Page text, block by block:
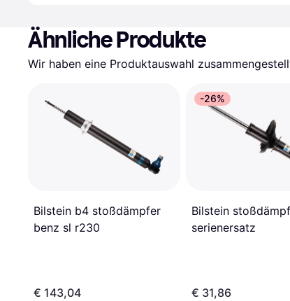
Ähnliche Produkte
Wir haben eine Produktauswahl
Bilstein b4 stoßdämpfer
benz sl r230
€ 143,04
-26%
Bilstein
serienersatz
€ 31,86